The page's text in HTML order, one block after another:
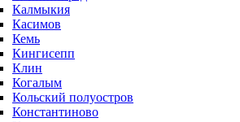
Калмыкия
Касимов
Кемь
Кингисепп
Клин
Когалым
Кольский полуостров
Константиново